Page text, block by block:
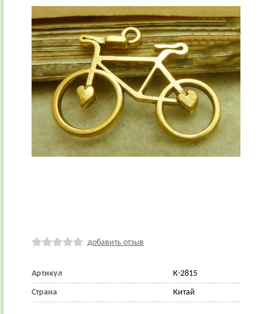
добавить отзыв
Артикул К-2815
Страна Китай